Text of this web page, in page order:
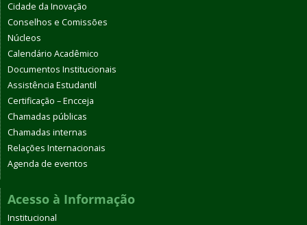
Cidade da Inovação
Conselhos e Comissões
Núcleos
Calendário Acadêmico
Documentos Institucionais
Assistência Estudantil
Certificação – Encceja
Chamadas públicas
Chamadas internas
Relações Internacionais
Agenda de eventos
Acesso à Informação
Institucional